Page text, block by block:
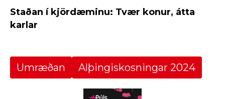
Staðan í kjördæminu: Tvær konur, átta
karlar
Umræðan Alþingiskosningar 2024